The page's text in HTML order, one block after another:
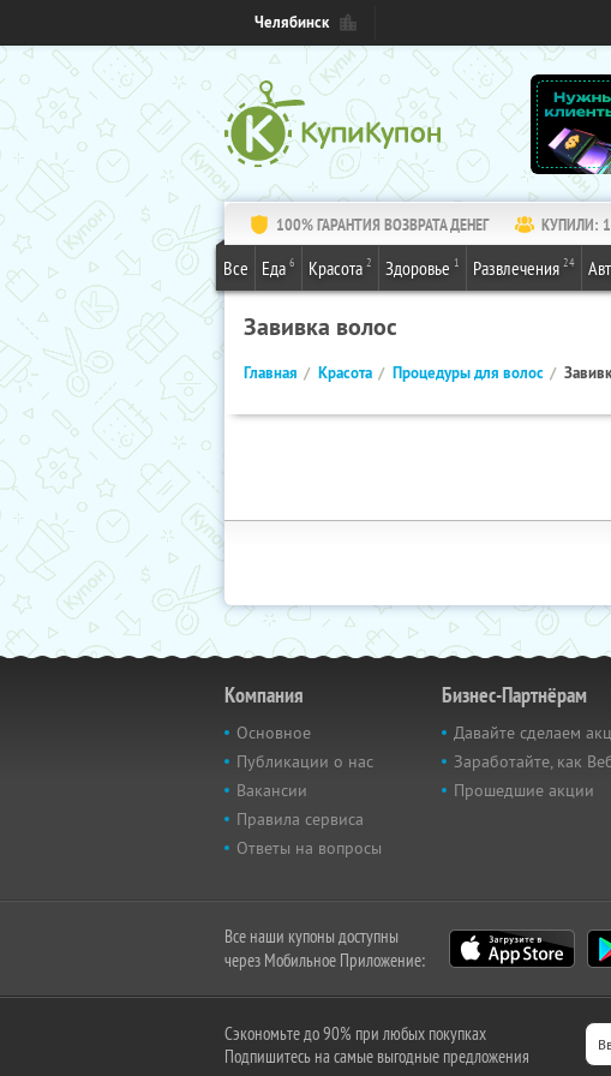
Челябинск
100% ГАРАНТИЯ ВОЗВРАТА ДЕНЕГ КУПИЛИ:
Все Еда 6 Красота 2 Здоровье 1 Развлечения 24
Завивка волос
Главная Красота Процедуры для волос
Компания
Основное
Публикации о нас
Вакансии
Правила сервиса
Ответы на вопросы
Бизнес-Партнёрам
Давайте сделаем
Заработайте, как
Прошедшие акции
Все наши купоны доступны
через Мобильное Приложение:
Сэкономьте до 90% при любых покупках
Подпишитесь на самые выгодные предложения